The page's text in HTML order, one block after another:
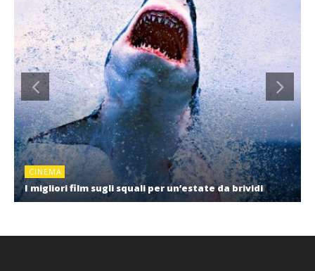
CINEMA
I migliori film sugli squali per un’estate da brividi